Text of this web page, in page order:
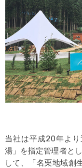
当社は平成20年よ
湯」を指定管理者と
して、「名栗地域創